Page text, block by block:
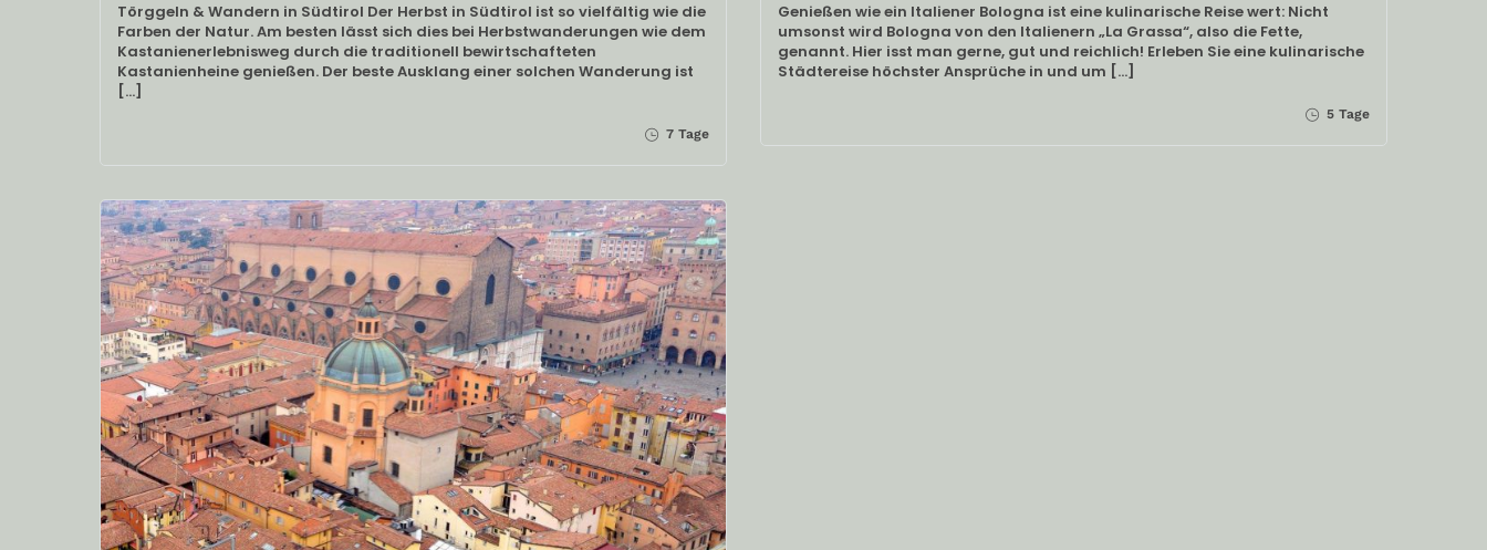
Törggeln & Wandern in Südtirol Der Herbst in Südtirol ist so vielfältig wie die
Farben der Natur. Am besten lässt sich dies bei Herbstwanderungen wie dem
Kastanienerlebnisweg durch die traditionell bewirtschafteten
Kastanienheine genießen. Der beste Ausklang einer solchen Wanderung ist
[…]
7 Tage
Genießen wie ein Italiener Bologna ist eine kulinarische Reise wert: Nicht
umsonst wird Bologna von den Italienern „La Grassa“, also die Fette,
genannt. Hier isst man gerne, gut und reichlich! Erleben Sie eine kulinarische
Städtereise höchster Ansprüche in und um […]
5 Tage